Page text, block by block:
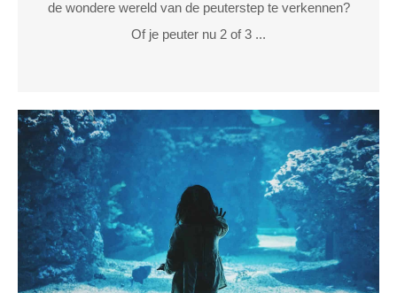
de wondere wereld van de peuterstep te verkennen?
Of je peuter nu 2 of 3 ...